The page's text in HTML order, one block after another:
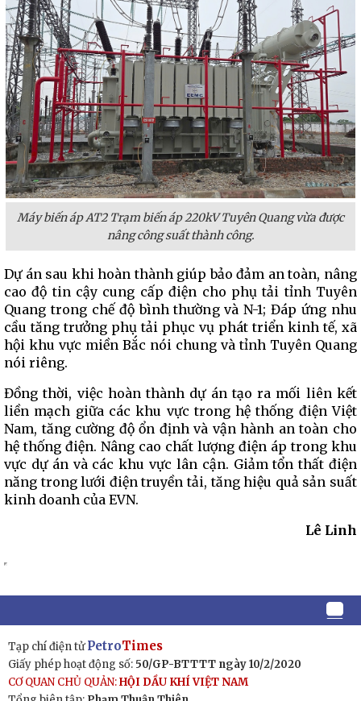
Máy biến áp AT2 Trạm biến áp 220kV Tuyên Quang vừa được
nâng công suất thành công.
Dự án sau khi hoàn thành giúp bảo đảm an toàn, nâng
cao độ tin cậy cung cấp điện cho phụ tải tỉnh Tuyên
Quang trong chế độ bình thường và N-1; Đáp ứng nhu
cầu tăng trưởng phụ tải phục vụ phát triển kinh tế, xã
hội khu vực miền Bắc nói chung và tỉnh Tuyên Quang
nói riêng.
Đồng thời, việc hoàn thành dự án tạo ra mối liên kết
liền mạch giữa các khu vực trong hệ thống điện Việt
Nam, tăng cường độ ổn định và vận hành an toàn cho
hệ thống điện. Nâng cao chất lượng điện áp trong khu
vực dự án và các khu vực lân cận. Giảm tổn thất điện
năng trong lưới điện truyền tải, tăng hiệu quả sản suất
kinh doanh của EVN.
Lê Linh
Tạp chí điện tửPetroTimes
Giấy phép hoạt động số: 50/GP-BTTTT ngày 10/2/2020
CƠ QUAN CHỦ QUẢN:HỘI DẦU KHÍ VIỆT NAM